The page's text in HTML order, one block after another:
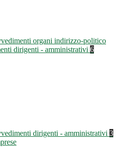
organi indirizzo-politico
dirigenti - amministrativi 6
dirigenti - amministrativi 3